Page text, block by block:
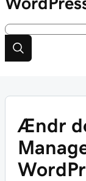
Ændr